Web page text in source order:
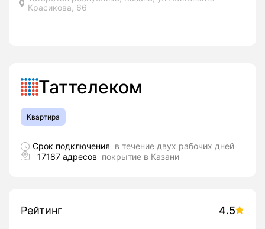
Красикова, 66
Таттелеком
Квартира
Срок подключения в течение двух рабочих дней
17187 адресов покрытие в Казани
Рейтинг 4.5